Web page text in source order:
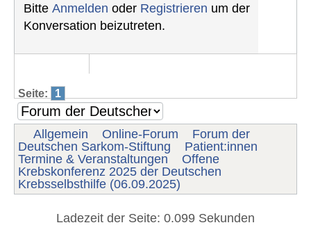
Bitte Anmelden oder Registrieren um der
Konversation beizutreten.
Seite: 1
Allgemein Online-Forum
Forum der
Deutschen Sarkom-Stiftung
Patient:innen
Termine & Veranstaltungen
Offene
Krebskonferenz 2025 der Deutschen
Krebsselbsthilfe (06.09.2025)
Ladezeit der Seite: 0.099 Sekunden